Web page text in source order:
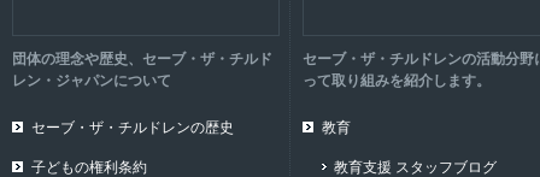
団体の理念や歴史、セーブ・ザ・チルド
レン・ジャパンについて
セーブ・ザ・チルドレンの歴史
子どもの権利条約
セーブ・ザ・チルドレンの活動分野
って取り組みを紹介します。
教育
教育支援 スタッフブログ